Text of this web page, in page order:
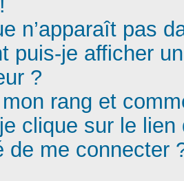
n’apparaît pas
puis-je afficher
?
rang et
clique sur le lien
de me connecter